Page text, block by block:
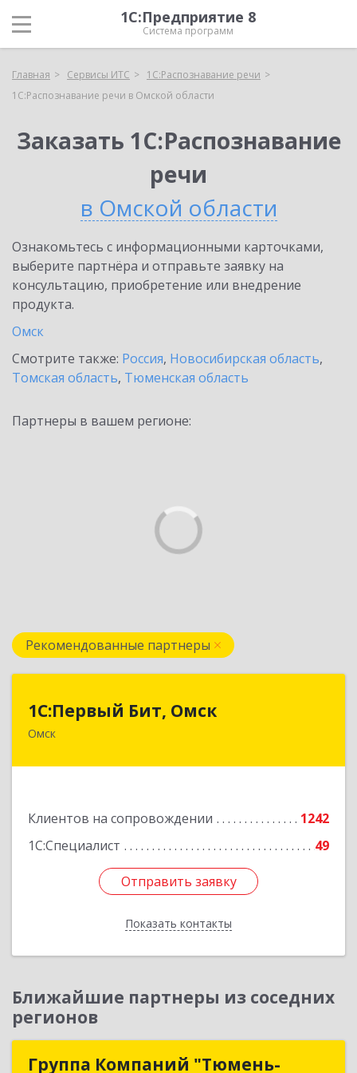
1С:Предприятие 8
Система программ
Главная Сервисы ИТС
1С:Распознавание речи
1С:Распознавание речи в Омской области
Заказать 1С:Распознавание
речи
в Омской области
Ознакомьтесь с информационными карточками,
выберите партнёра и отправьте заявку на
консультацию, приобретение или внедрение
продукта.
Омск
Смотрите также: Россия, Новосибирская область,
Томская область, Тюменская область
Партнеры в вашем регионе:
Рекомендованные партнеры
1С:Первый Бит, Омск
Омск
Клиентов на сопровождении
1242
1С:Специалист
49
Отправить заявку
Показать контакты
644099, Омская обл, Омск г, Гагарина ул, дом №
Отправить заявку
Назад
Ближайшие партнеры из соседних
регионов
Группа Компаний "Тюмень-
Группа Компаний "Тюмень-